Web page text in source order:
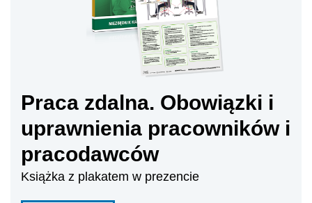
Praca zdalna. Obowiązki i
uprawnienia pracowników i
pracodawców
Książka z plakatem w prezencie